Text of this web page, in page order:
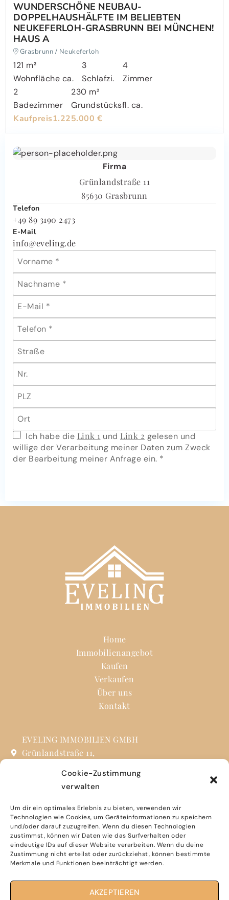
Cookie-Zustimmung
verwalten
Um dir ein optimales Erlebnis zu bieten, verwenden wir
Technologien wie Cookies, um Geräteinformationen zu speichern
und/oder darauf zuzugreifen. Wenn du diesen Technologien
zustimmst, können wir Daten wie das Surfverhalten oder
eindeutige IDs auf dieser Website verarbeiten. Wenn du deine
Zustimmung nicht erteilst oder zurückziehst, können bestimmte
Merkmale und Funktionen beeinträchtigt werden.
AKZEPTIEREN
WUNDERSCHÖNE NEUBAU-
DOPPELHAUSHÄLFTE IM BELIEBTEN
NEUKEFERLOH-GRASBRUNN BEI MÜNCHEN!
HAUS A
Grasbrunn / Neukeferloh
121 m²
Wohnfläche ca.
3
Schlafzi.
4
Zimmer
2
Badezimmer
230 m²
Grundstücksfl. ca.
Kaufpreis1.225.000 €
Firma
Grünlandstraße 11
85630 Grasbrunn
Telefon
+49 89 3190 2473
E-Mail
info@eveling.de
Ich habe die Link 1 und Link 2 gelesen und
willige der Verarbeitung meiner Daten zum Zweck
der Bearbeitung meiner Anfrage ein. *
Home
Immobilienangebot
Kaufen
Verkaufen
Über uns
Kontakt
EVELING IMMOBILIEN GMBH
Grünlandstraße 11,
info@eveling.de
+49 (0) 89 31 90 24 73
Sie finden uns auch auf Social Media
Impressum